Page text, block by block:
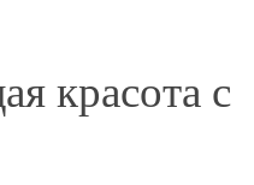
красота с